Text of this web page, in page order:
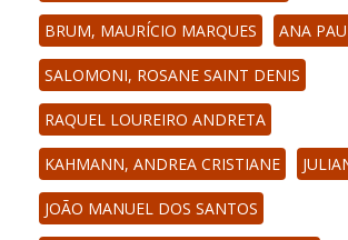
BRUM, MAURÍCIO MARQUES ANA
SALOMONI, ROSANE SAINT DENIS
RAQUEL LOUREIRO ANDRETA
KAHMANN, ANDREA CRISTIANE
JOÃO MANUEL DOS SANTOS